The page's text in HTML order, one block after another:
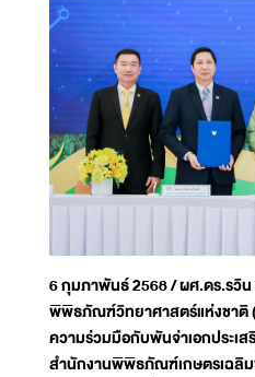
6 กุมภาพันธ์ 2568 / ผศ.ดร.รวิน
พิพิธภัณฑ์วิทยาศาสตร์แห่งชาติ
ความร่วมมือกับพันจ่าเอกประเ
สำนักงานพิพิธภัณฑ์เกษตรเฉลิม